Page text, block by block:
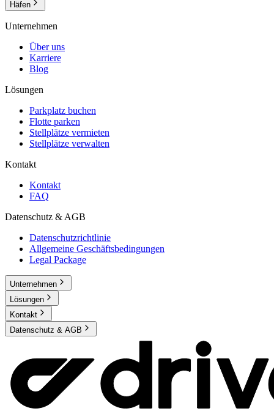
Häfen
Unternehmen
Über uns
Karriere
Blog
Lösungen
Parkplatz buchen
Flotte parken
Stellplätze vermieten
Stellplätze verwalten
Kontakt
Kontakt
FAQ
Datenschutz & AGB
Datenschutzrichtlinie
Allgemeine Geschäftsbedingungen
Legal Package
Unternehmen
Lösungen
Kontakt
Datenschutz & AGB